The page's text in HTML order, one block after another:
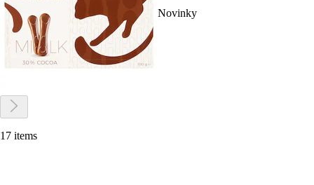
Novinky
17 items